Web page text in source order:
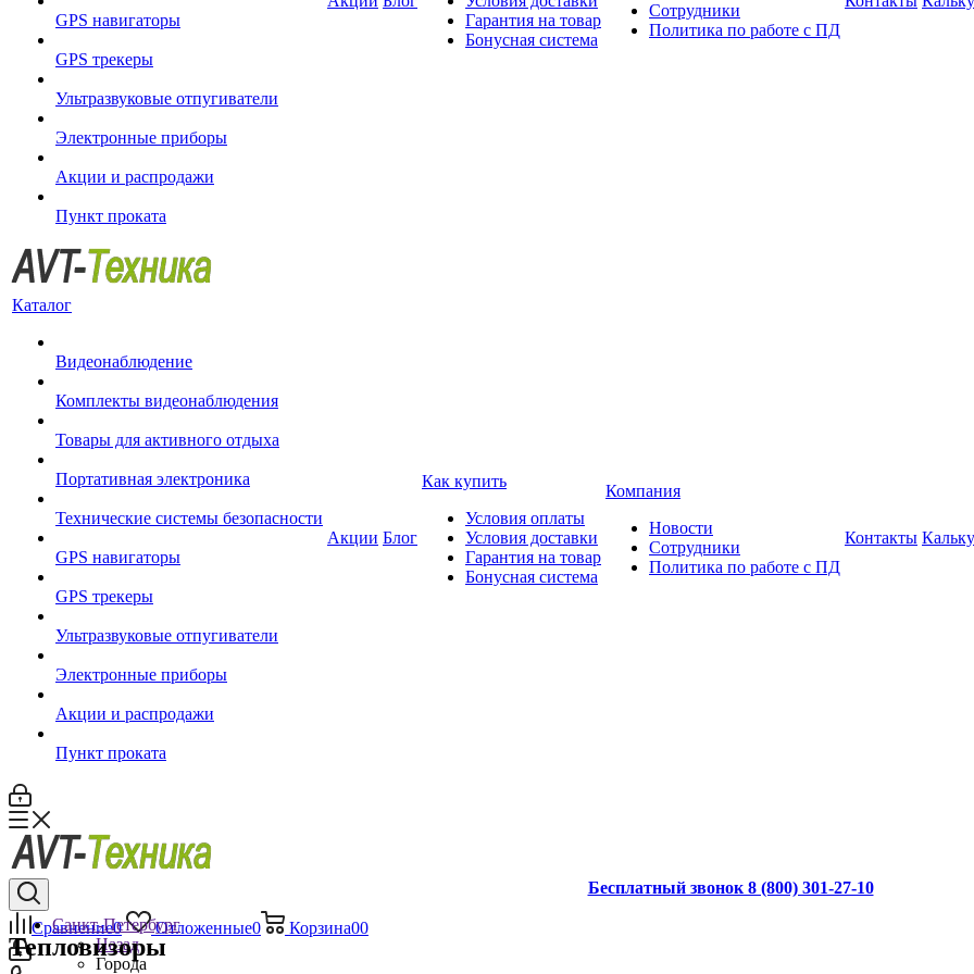
GPS навигаторы
GPS трекеры
Ультразвуковые отпугиватели
Электронные приборы
Акции и распродажи
Пункт проката
Гарантия на товар
Бонусная система
Сотрудники
Политика по работе с ПД
Каталог
Видеонаблюдение
Комплекты видеонаблюдения
Товары для активного отдыха
Портативная электроника
Технические системы безопасности
GPS навигаторы
GPS трекеры
Ультразвуковые отпугиватели
Электронные приборы
Акции и распродажи
Пункт проката
Акции Блог
Как купить
Условия оплаты
Условия доставки
Гарантия на товар
Бонусная система
Компания
Новости
Сотрудники
Политика по работе с ПД
Контакты
Сравнение0 Отложенные0 Корзина00
Бесплатный звонок 8 (800) 301-27-10
Санкт-Петербург
Назад
Города
Тепловизоры